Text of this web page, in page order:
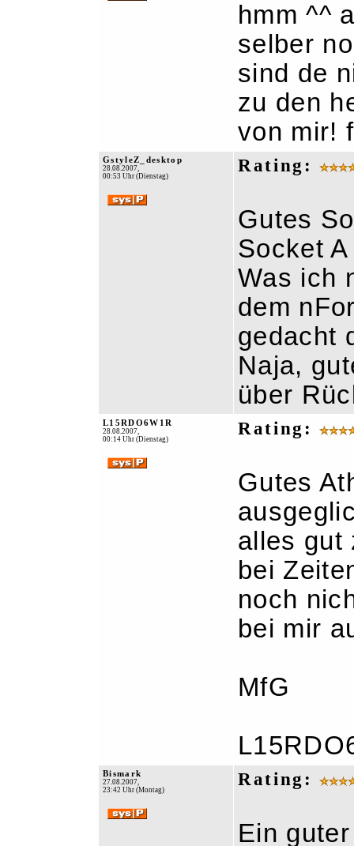
hmm ^^
selber
sind de
zu den
von mir!
GstyleZ_desktop
28.08.2007,
00:53 Uhr (Dienstag)
Rating:
Gutes
Socket
Was ich
dem
gedacht
Naja,
über
L15RDO6W1R
28.08.2007,
00:14 Uhr (Dienstag)
Rating:
Gutes
alles gut
bei
noch
bei mir
MfG
Bismark
27.08.2007,
23:42 Uhr (Montag)
Rating:
Ein